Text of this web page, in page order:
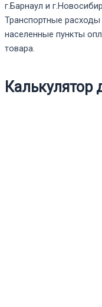
г.Барнаул и
Транспортные
населенные пункты
товара.
Калькулятор